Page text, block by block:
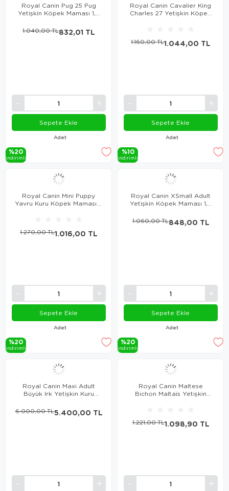
Royal Canin Pug 25 Pug
Yetişkin Köpek Maması 1,5
Adet
832,01 TL
1.040,00 TL
Sepete Ekle
%20
i̇ndi̇ri̇mli̇
Royal Canin Cavalier King
Charles 27 Yetişkin Köpek
Adet
1.044,00 TL
1.160,00 TL
Sepete Ekle
%10
i̇ndi̇ri̇mli̇
Royal Canin Mini Puppy
Yavru Kuru Köpek Maması 2
Adet
1.016,00 TL
1.270,00 TL
Sepete Ekle
%20
i̇ndi̇ri̇mli̇
Royal Canin XSmall Adult
Yetişkin Köpek Maması 1,5
Adet
848,00 TL
1.060,00 TL
Sepete Ekle
%20
i̇ndi̇ri̇mli̇
Royal Canin Maxi Adult
Büyük Irk Yetişkin Kuru
5.400,00 TL
6.000,00 TL
Royal Canin Maltese
Bichon Maltais Yetişkin
1.098,90 TL
1.221,00 TL